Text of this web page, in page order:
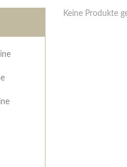
RoséweineKeine Produkte